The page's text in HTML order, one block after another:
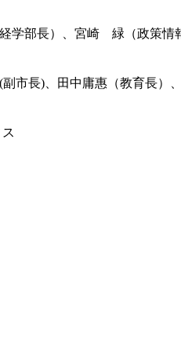
学部長）、宮崎 緑（政策
市長)、田中庸惠（教育長